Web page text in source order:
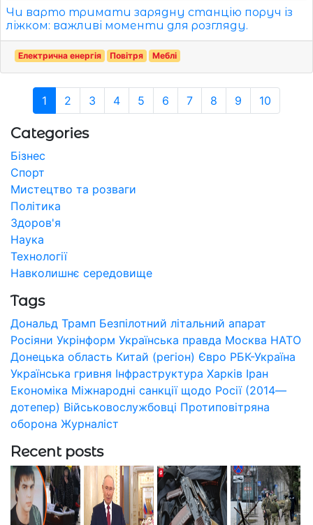
Чи варто тримати зарядну станцію поруч із
ліжком: важливі моменти для розгляду.
Електрична енергія Повітря Меблі
1 2 3 4 5 6 7 8 9 10
Categories
Бізнес
Спорт
Мистецтво та розваги
Політика
Здоров'я
Наука
Технології
Навколишнє середовище
Tags
Дональд Трамп Безпілотний літальний апарат
Росіяни Укрінформ Українська правда Москва НАТО
Донецька область Китай (регіон) Євро РБК-Україна
Українська гривня Інфраструктура Харків Іран
Економіка Міжнародні санкції щодо Росії (2014—
дотепер) Військовослужбовці Протиповітряна
оборона Журналіст
Recent posts